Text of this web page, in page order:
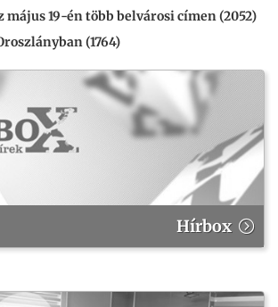
május 19-én több belvárosi címen (2052)
(1764)
Hírbox